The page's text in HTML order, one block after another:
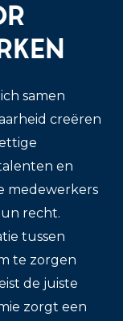
samen
creëren
en
medewerkers
recht.
tussen
te zorgen
de juiste
zorgt een